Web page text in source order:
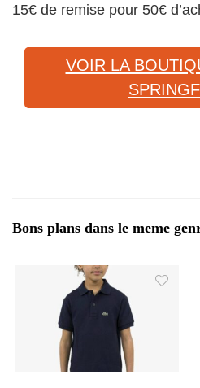
15€ de remise pour 50€
VOIR LA
Bons plans dans le meme